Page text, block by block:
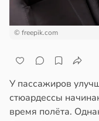
20:45
© freepik.com
У пассажиров
стюардессы
время полёта.
20:58